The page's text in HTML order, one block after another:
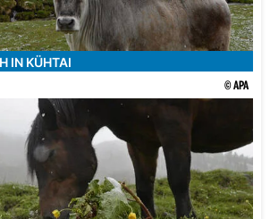
IN KÜHTAI
© APA